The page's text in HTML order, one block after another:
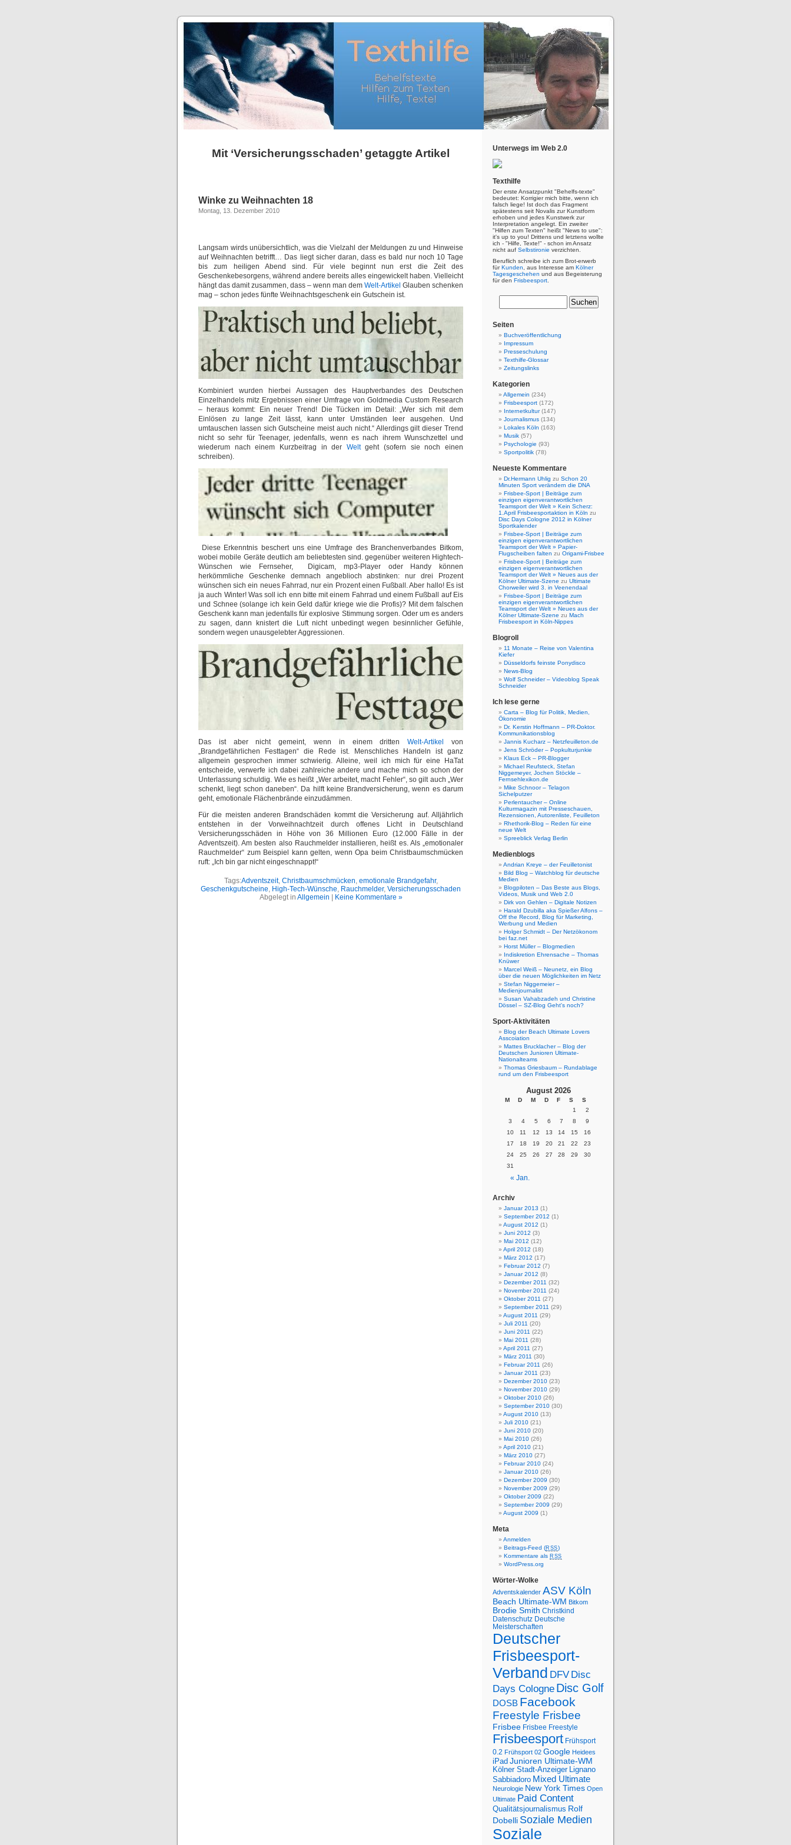
Mit ‘Versicherungsschaden’ getaggte Artikel
Winke zu Weihnachten 18
Montag, 13. Dezember 2010
Langsam wirds unübersichtlich, was die Vielzahl der Meldungen zu und Hinweise
auf Weihnachten betrifft… Das liegt sicher daran, dass es bald nur noch 10 Tage
bis zum heiligen Abend sind. Für viele beginnt nun erst die Zeit des
Geschenkebesorgens, während andere bereits alles eingewickelt haben. Vielleicht
hängt das damit zusammen, dass – wenn man dem Welt-Artikel Glauben schenken
mag – schon jedes fünfte Weihnachtsgeschenk ein Gutschein ist.
Kombiniert wurden hierbei Aussagen des Hauptverbandes des Deutschen
Einzelhandels mitz Ergebnissen einer Umfrage von Goldmedia Custom Research
– heraus kommt: Ein neuer Trend! Die Tücken im Detail: „Wer sich mit dem
Einlösen zu lange Zeit lässt, kann unter Umständen leer ausgehen. Und
umtauschen lassen sich Gutscheine meist auch nicht.“ Allerdings gilt dieser Trend
nicht so sehr für Teenager, jedenfalls, wenn es nach ihrem Wunschzettel und
wiederum nach einem Kurzbeitrag in der Weltgeht (sofern sie noch einen
schreiben).
Diese Erkenntnis beschert uns eine Umfrage des Branchenverbandes Bitkom,
wobei mobile Geräte deutlich am beliebtesten sind. gegenüber weiteren Hightech-
Wünschen wie Fernseher, Digicam, mp3-Player oder Handy können
herkömmliche Geschenke demnach angeblioch abstinken: nur drei Prozent
wünschen sich ein neues Fahrrad, nur ein Prozent einen Fußball. Aber hallo! Es ist
ja auch Winter! Was soll ich enn bitte mit einem Fahrrad und einem Fußball auf Eis
und Schnee (solange ich kein Geld dafür kriege wie die Profis)? Mit dem falschen
Geschenk kann man jedenfalls für explosive Stimmung sorgen. Oder um es anders
zu sagen, dann knistert die Luft nicht unbedingt wegen besinnlicher Gefühle,
sondern wegen unausgelebter Aggressionen.
Das ist aber nicht gemeint, wenn in einem drittenWelt-Artikel
von
„Brandgefährlichen Festtagen“ die Rede ist. Menschliches Handeln ist ganz
allgemein gesprochen immer schwierig. Alleine, weil ich mich für eine HaTat
entscheide, verwerfe ich dabei zahlreiche andere und mache mich so schon der
Unterlassung schuldig. Wie es heißt „Wer arbeitet, macht Fehler“, so gilt auch „Wer
schenkt, liegt schon daneben“. Da hilft keine Brandversicherung, wenn es darum
geht, emotionale Flächenbrände einzudämmen.
Für die meisten anderen Brandschäden kommt die Versicherung auf. Alljährlich
entstehen in der Vorweihnachtzeit durch offenes Licht in Deutschland
Versicherungsschäden in Höhe von 36 Millionen Euro (12.000 Fälle in der
Adventszeit). Am besten also Rauchmelder installieren, heißt es. Als „emotionaler
Rauchmelder“ zum Beispiel kann gelten, wenn Opa beim Christbaumschmücken
ruft: „Ich bin gar nicht eingeschnappt!“
Tags:Adventszeit, Christbaumschmücken, emotionale Brandgefahr,
Geschenkgutscheine, High-Tech-Wünsche, Rauchmelder, Versicherungsschaden
Abgelegt in Allgemein Keine Kommentare »
Unterwegs im Web 2.0
Texthilfe
Der erste Ansatzpunkt "Behelfs-texte"
bedeutet: Korrigier mich bitte, wenn ich
falsch liege! Ist doch das Fragment
spätestens seit Novalis zur Kunstform
erhoben und jedes Kunstwerk zur
Interpretation angelegt. Ein zweiter
"Hilfen zum Texten" heißt "News to use":
it's up to you! Drittens und letztens wollte
ich - "Hilfe, Texte!" - schon im Ansatz
nicht auf Selbstironie verzichten.
Beruflich schreibe ich zum Brot-erwerb
fürKunden , aus Interesse am Kölner
Tagesgeschehen und aus Begeisterung
für den Frisbeesport
Seiten
Buchveröffentlichung
Impressum
Presseschulung
Texthilfe-Glossar
Zeitungslinks
Kategorien
Allgemein (234)
Frisbeesport (172)
Internetkultur(147)
Journalismus (134)
Lokales Köln (163)
Musik (57)
Psychologie (93)
Sportpolitik (78)
Neueste Kommentare
Dr.Hermann Uhlig zu Schon 20
Minuten Sport verändern die DNA
Frisbee-Sport | Beiträge zum
einzigen eigenverantwortlichen
Teamsport der Welt » Kein Scherz:
1.April Frisbeesportaktion in Köln zu
Disc Days Cologne 2012 in Kölner
Sportkalender
Frisbee-Sport | Beiträge zum
einzigen eigenverantwortlichen
Teamsport der Welt » Papier-
Flugscheiben falten zu Origami-Frisbee
Frisbee-Sport | Beiträge zum
einzigen eigenverantwortlichen
Teamsport der Welt » Neues aus der
Kölner Ultimate-Szene zu Ultimate
Chorweiler wird 3. in Veenendaal
Frisbee-Sport | Beiträge zum
einzigen eigenverantwortlichen
Teamsport der Welt » Neues aus der
Kölner Ultimate-Szene zu Mach
Frisbeesport in Köln-Nippes
Blogroll
11 Monate – Reise von Valentina
Kiefer
Düsseldorfs feinste Ponydisco
News-Blog
Wolf Schneider – Videoblog Speak
Schneider
Ich lese gerne
Carta – Blog für Politik, Medien,
Ökonomie
Dr. Kerstin Hoffmann – PR-Doktor.
Kommunikationsblog
Jannis Kucharz – Netzfeuilleton.de
Jens Schröder – Popkulturjunkie
Klaus Eck – PR-Blogger
Michael Reufsteck, Stefan
Niggemeyer, Jochen Stöckle –
Fernsehlexikon.de
Mike Schnoor – Telagon
Sichelputzer
Perlentaucher – Online
Kulturmagazin mit Presseschauen,
Rezensionen, Autorenliste, Feuilleton
Rhethorik-Blog – Reden für eine
neue Welt
Spreeblick Verlag Berlin
Medienblogs
Andrian Kreye – der Feuilletonist
Bild Blog – Watchblog für deutsche
Medien
Blogpiloten – Das Beste aus Blogs,
Videos, Musik und Web 2.0
Dirk von Gehlen – Digitale Notizen
Harald Dzubilla aka Spießer Alfons –
Off the Record, Blog für Marketing,
Werbung und Medien
Holger Schmidt – Der Netzökonom
bei faz.net
Horst Müller – Blogmedien
Indiskretion Ehrensache – Thomas
Knüwer
Marcel Weiß – Neunetz, ein Blog
über die neuen Möglichkeiten im Netz
Stefan Niggemeier –
Medienjournalist
Susan Vahabzadeh und Christine
Dössel – SZ-Blog Geht's noch?
Sport-Aktivitäten
Blog der Beach Ultimate Lovers
Asscoiation
Mattes Brucklacher – Blog der
Deutschen Junioren Ultimate-
Nationalteams
Thomas Griesbaum – Rundablage
rund um den Frisbeesport
August 2026
M D M D F S S
« Jan.
1
2
3
4 5 6 7 8
9
10
11 12 13 14 15
16
17
18 19 20 21 22
23
24
25 26 27 28 29
30
31
Archiv
Januar 2013 (1)
September 2012 (1)
August 2012 (1)
Juni 2012 (3)
Mai 2012 (12)
April 2012 (18)
März 2012 (17)
Februar 2012 (7)
Januar 2012 (8)
Dezember 2011 (32)
November 2011 (24)
Oktober 2011 (27)
September 2011 (29)
August 2011 (29)
Juli 2011 (20)
Juni 2011 (22)
Mai 2011 (28)
April 2011 (27)
März 2011 (30)
Februar 2011 (26)
Januar 2011 (23)
Dezember 2010 (23)
November 2010 (29)
Oktober 2010 (26)
September 2010 (30)
August 2010 (13)
Juli 2010 (21)
Juni 2010 (20)
Mai 2010 (26)
April 2010 (21)
März 2010 (27)
Februar 2010 (24)
Januar 2010 (26)
Dezember 2009 (30)
November 2009 (29)
Oktober 2009 (22)
September 2009 (29)
August 2009 (1)
Meta
Anmelden
Beitrags-Feed (RSS)
Kommentare als RSS
WordPress.org
Wörter-Wolke
Adventskalender ASV Köln
Beach Ultimate-WM Bitkom
Brodie Smith Christkind
Datenschutz Deutsche
Meisterschaften
Deutscher
Frisbeesport-
Verband DFV Disc
Days Cologne Disc Golf
DOSB Facebook
Freestyle Frisbee
Frisbee Frisbee Freestyle
Frisbeesport Frühsport
0.2 Frühsport 02 Google Heidees
iPad Junioren Ultimate-WM
Kölner Stadt-Anzeiger Lignano
Sabbiadoro Mixed Ultimate
Neurologie New York Times Open
Ultimate Paid Content
Qualitätsjournalismus Rolf
Dobelli Soziale Medien
Soziale